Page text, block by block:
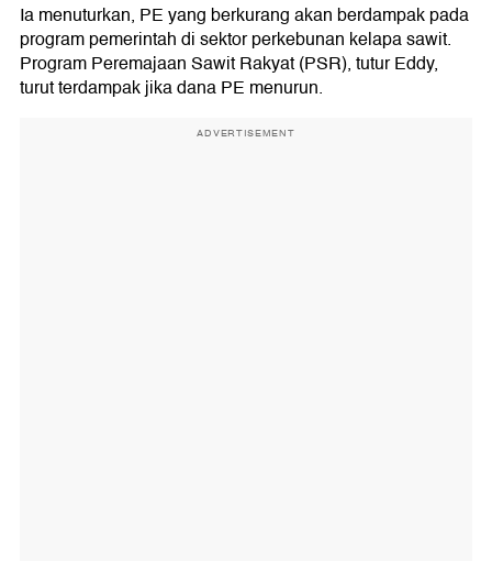
Ia menuturkan, PE yang berkurang akan berdampak pada
program pemerintah di sektor perkebunan kelapa sawit.
Program Peremajaan Sawit Rakyat (PSR), tutur Eddy,
turut terdampak jika dana PE menurun.
ADVERTISEMENT